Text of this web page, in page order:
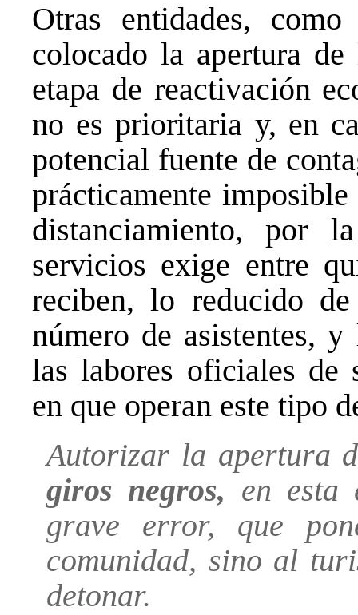
Otras entidades,
colocado la apertura
etapa de reactivación
no es prioritaria y, en
potencial fuente de
prácticamente
distanciamiento, por
servicios exige entre
reciben, lo reducido
número de asistentes,
las labores oficiales de
en que operan este tipo
Autorizar la apertura
giros negros, en esta
grave error, que
comunidad, sino al
detonar.